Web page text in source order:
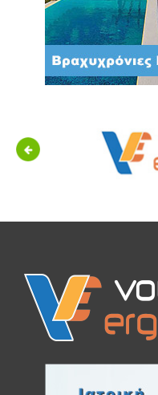
Previous